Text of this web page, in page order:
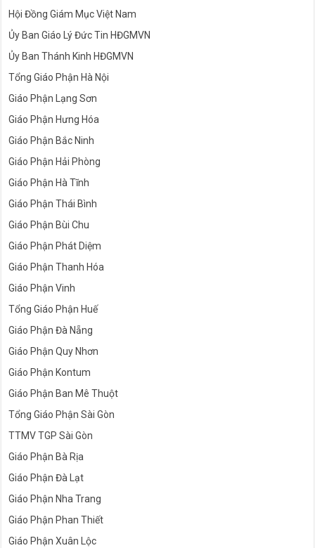
Hội Đồng Giám Mục Việt Nam
Ủy Ban Giáo Lý Đức Tin HĐGMVN
Ủy Ban Thánh Kinh HĐGMVN
Tổng Giáo Phận Hà Nội
Giáo Phận Lạng Sơn
Giáo Phận Hưng Hóa
Giáo Phận Bắc Ninh
Giáo Phận Hải Phòng
Giáo Phận Hà Tĩnh
Giáo Phận Thái Bình
Giáo Phận Bùi Chu
Giáo Phận Phát Diệm
Giáo Phận Thanh Hóa
Giáo Phận Vinh
Tổng Giáo Phận Huế
Giáo Phận Đà Nẵng
Giáo Phận Quy Nhơn
Giáo Phận Kontum
Giáo Phận Ban Mê Thuột
Tổng Giáo Phận Sài Gòn
TTMV TGP Sài Gòn
Giáo Phận Bà Rịa
Giáo Phận Đà Lạt
Giáo Phận Nha Trang
Giáo Phận Phan Thiết
Giáo Phận Xuân Lộc